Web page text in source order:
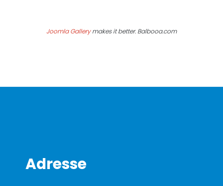
Joomla Gallerymakes it better. Balbooa.com
Adresse